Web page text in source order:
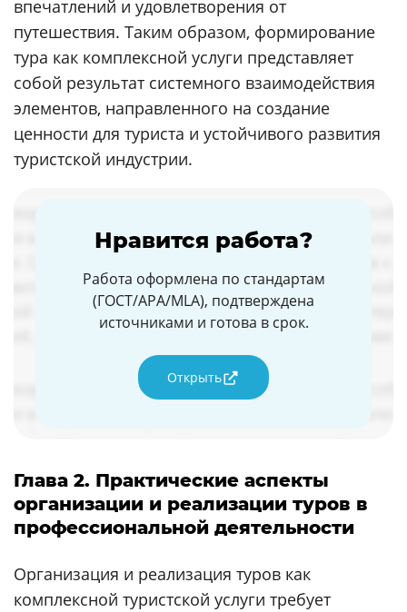
впечатлений и удовлетворения от
путешествия. Таким образом, формирование
тура как комплексной услуги представляет
собой результат системного взаимодействия
элементов, направленного на создание
ценности для туриста и устойчивого развития
туристской индустрии.
Нравится работа?
Работа оформлена по стандартам
(ГОСТ/APA/MLA), подтверждена
источниками и готова в срок.
Открыть
Глава 2. Практические аспекты
организации и реализации туров в
профессиональной деятельности
Организация и реализация туров как
комплексной туристской услуги требует